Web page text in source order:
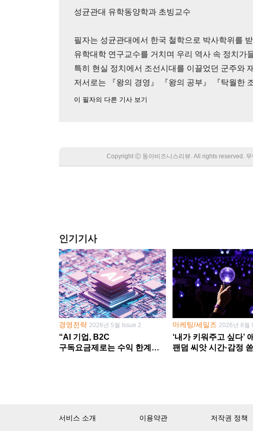
성균관대 유학동양학과 초빙교수
필자는 성균관대에서 한국 철학으로 박사학위를
유학대학 연구교수를 거치며 우리 역사 속 정치가
특히 현실 정치에서 조선시대를 이끌었던 군주와
저서로는 『왕의 경영』 『왕의 공부』 『탁월한
이 필자의 다른 기사 보기
Copyright Ⓒ 동아비즈니스리뷰. All rights reserved. 무
인기기사
경영전략 2026년 5월 Issue 2
“AI 기업, B2C
구독요금제로는 수익 한계
마케팅/세일즈 2026년 8월
‘내가 키워주고 싶다’
팬덤 씨앗 시간·감정
서비스 소개 이용약관 저작권 정책